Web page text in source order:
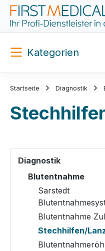
Hauptinhalt springen
Zur Suche springen
Zur Hauptnavigation
Kategorien
Startseite Diagnostik
Diagnostik
Blutentnahme
Sarstedt
Blutentnahme
Stechhilfen/